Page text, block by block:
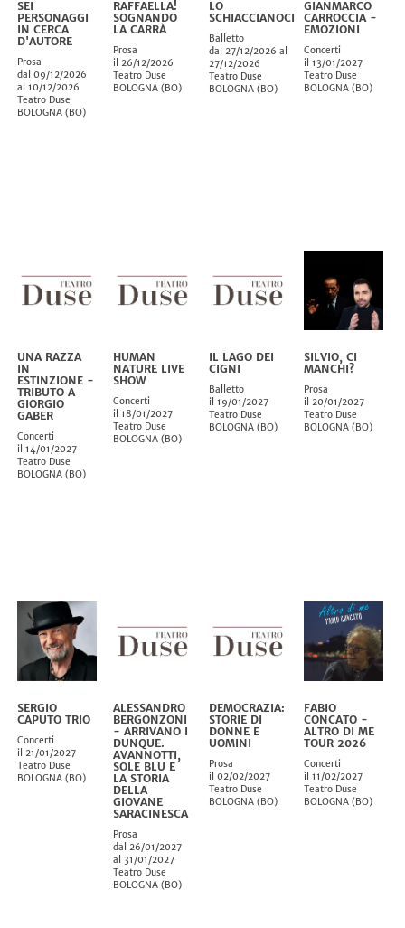
SEI
PERSONAGGI
IN CERCA
D'AUTORE
Prosa
dal 09/12/2026
al 10/12/2026
Teatro Duse
BOLOGNA ( BO)
RAFFAELLA!
SOGNANDO
LA CARRÀ
Prosa
il 26/12/2026
Teatro Duse
BOLOGNA( BO)
LO
SCHIACCIANOCI
Balletto
dal 27/12/2026 al
27/12/2026
Teatro Duse
BOLOGNA( BO)
GIANMARCO
CARROCCIA -
EMOZIONI
Concerti
il 13/01/2027
Teatro Duse
BOLOGNA ( BO)
UNA RAZZA
IN
ESTINZIONE -
TRIBUTO A
GIORGIO
GABER
Concerti
il 14/01/2027
Teatro Duse
BOLOGNA (BO)
HUMAN
NATURE LIVE
SHOW
Concerti
il 18/01/2027
Teatro Duse
BOLOGNA(BO)
IL LAGO DEI
CIGNI
Balletto
il 19/01/2027
Teatro Duse
BOLOGNA(BO)
SILVIO, CI
MANCHI?
Prosa
il 20/01/2027
Teatro Duse
BOLOGNA (BO)
SERGIO
CAPUTO TRIO
Concerti
il 21/01/2027
Teatro Duse
BOLOGNA (BO)
ALESSANDRO
BERGONZONI
- ARRIVANO I
DUNQUE.
AVANNOTTI,
SOLE BLU E
LA STORIA
DELLA
GIOVANE
SARACINESCA
Prosa
dal 26/01/2027
al 31/01/2027
Teatro Duse
BOLOGNA(BO)
DEMOCRAZIA:
STORIE DI
DONNE E
UOMINI
Prosa
il 02/02/2027
Teatro Duse
BOLOGNA(BO)
FABIO
CONCATO -
ALTRO DI ME
TOUR 2026
Concerti
il 11/02/2027
Teatro Duse
BOLOGNA (BO)